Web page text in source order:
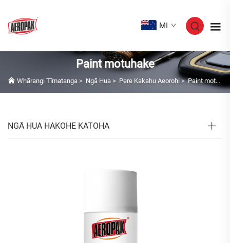
MI
Paint motuhake
Whārangi Tīmatanga > Ngā Hua > Pere Kakahu Aeorohi>Paint motuhake
NGĀ HUA HAKOHE KATOHA